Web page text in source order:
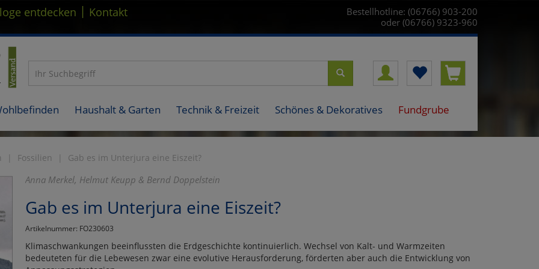
entdecken | Kontakt
Bestellhotline: (06766) 903-200
oder (06766) 9323-960
Haushalt & Garten Technik & Freizeit Schönes & Dekoratives Fundgrube
Fossilien Gab es im Unterjura eine Eiszeit?
Anna Merkel, Helmut Keupp & Bernd Doppelstein
Gab es im Unterjura eine Eiszeit?
Artikelnummer: FO230603
Klimaschwankungen beeinflussten die Erdgeschichte kontinuierlich. Wechsel von Kalt- und Warmzeiten
bedeuteten für die Lebewesen zwar eine evolutive Herausforderung, förderten aber auch die Entwicklung von